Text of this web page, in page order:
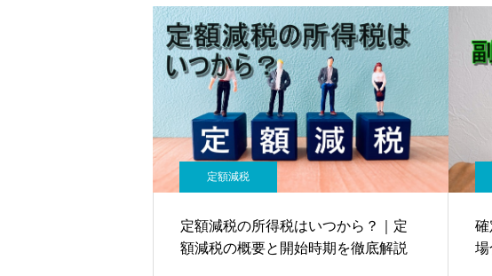
定額減税
定額減税の所得税はいつから？｜定
額減税の概要と開始時期を徹底解説
確
場